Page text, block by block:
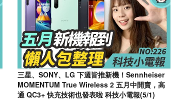
三星、SONY、LG 下週皆推新機！Sennheiser
MOMENTUM True Wireless 2 五月中開賣，高
通 QC3+ 快充技術也發表啦 科技小電報(5/1)